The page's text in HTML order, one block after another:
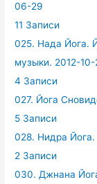
06-29
11 Записи
025. Нада Йога.
музыки. 2012-10-
4 Записи
027. Йога
5 Записи
028. Нидра Йога.
2 Записи
030. Джнана